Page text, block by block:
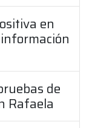
en
de
Rafaela